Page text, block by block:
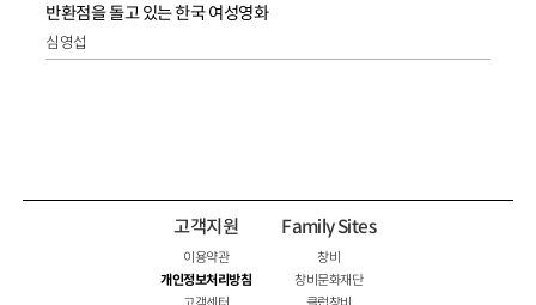
반환점을 돌고 있는 한국 여성영화
심영섭
고객지원
이용약관
개인정보처리방침
Family Sites
창비
창비문화재단